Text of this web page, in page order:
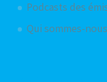
Podcasts des
Qui sommes-nous